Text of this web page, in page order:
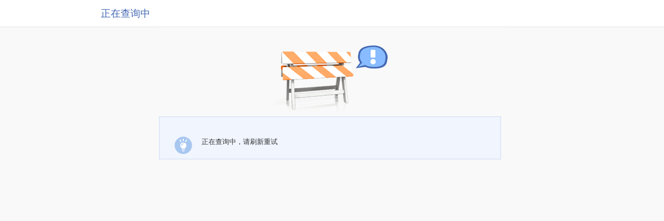
正在查询中
正在查询中，请刷新重试